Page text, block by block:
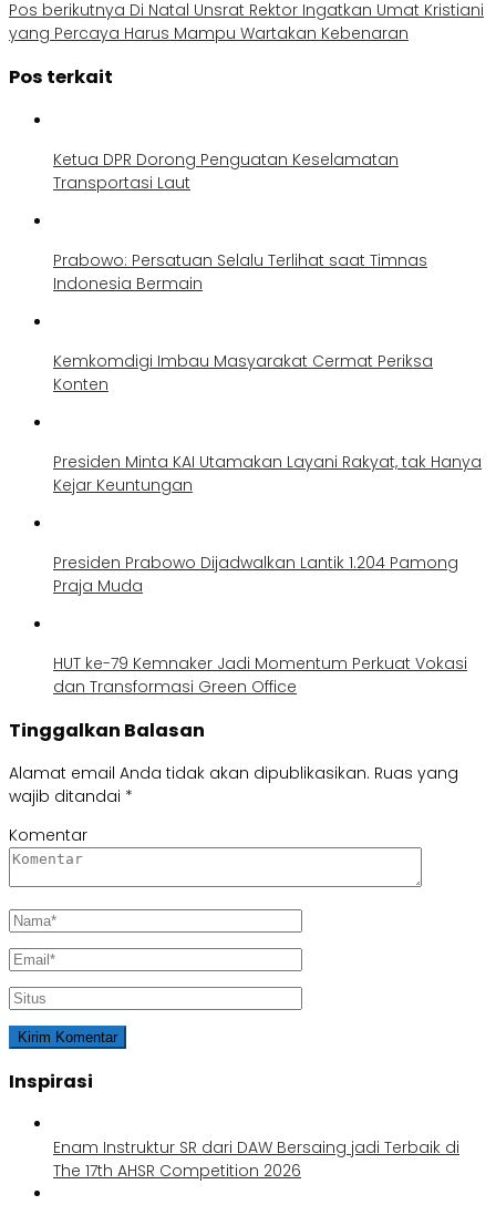
Pos berikutnya Di Natal Unsrat Rektor Ingatkan Umat Kristiani
yang Percaya Harus Mampu Wartakan Kebenaran
Pos terkait
Ketua DPR Dorong Penguatan Keselamatan
Transportasi Laut
Prabowo: Persatuan Selalu Terlihat saat Timnas
Indonesia Bermain
Kemkomdigi Imbau Masyarakat Cermat Periksa
Konten
Presiden Minta KAI Utamakan Layani Rakyat, tak Hanya
Kejar Keuntungan
Presiden Prabowo Dijadwalkan Lantik 1.204 Pamong
Praja Muda
HUT ke-79 Kemnaker Jadi Momentum Perkuat Vokasi
dan Transformasi Green Office
Tinggalkan Balasan
Alamat email Anda tidak akan dipublikasikan. Ruas yang
wajib ditandai *
Komentar
Inspirasi
Enam Instruktur SR dari DAW Bersaing jadi Terbaik di
The 17th AHSR Competition 2026